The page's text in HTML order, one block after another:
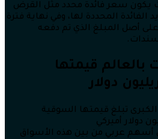
يكون سعر فائدة محدد مثل القرض
الفائدة المحددة لها، وفي نهاية فترة
أصل المبلغ الذي تم دفعه
بالعالم قيمتها
تبلغ قيمتها السوقية
أسهم عربي من بين هذه الأسواق